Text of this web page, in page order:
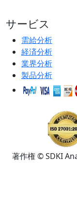
サービス
需給分析
経済分析
業界分析
製品分析
著作権 © SDKI